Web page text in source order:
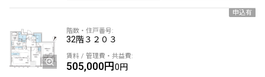
申込有
32階３２０３
505,000円0円